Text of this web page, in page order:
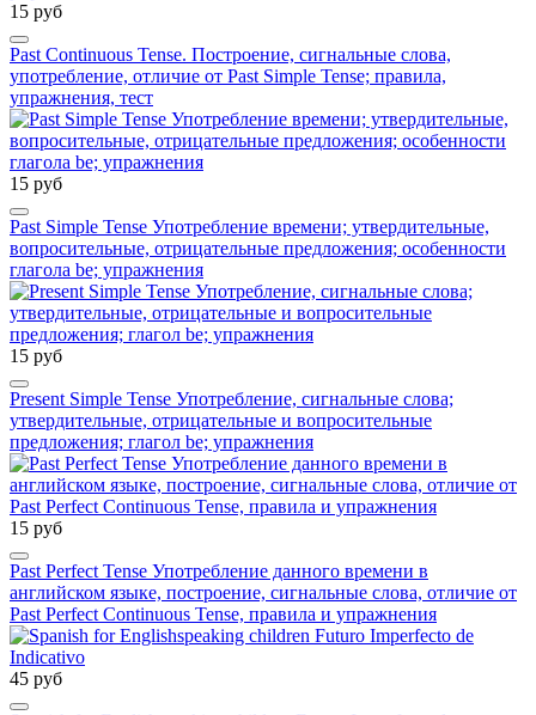
15 руб
Past Continuous Tense. Построение, сигнальные слова,
употребление, отличие от Past Simple Tense; правила,
упражнения, тест
15 руб
Past Simple Tense Употребление времени; утвердительные,
вопросительные, отрицательные предложения; особенности
глагола be; упражнения
15 руб
Present Simple Tense Употребление, сигнальные слова;
утвердительные, отрицательные и вопросительные
предложения; глагол be; упражнения
15 руб
Past Perfect Tense Употребление данного времени в
английском языке, построение, сигнальные слова, отличие от
Past Perfect Continuous Tense, правила и упражнения
45 руб